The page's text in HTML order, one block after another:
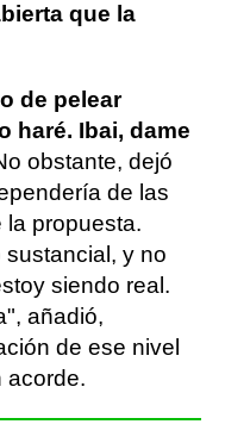
que la
de pelear
haré. Ibai, dame
obstante, dejó
de las
propuesta.
y no
siendo real.
añadió,
de ese nivel
acorde.